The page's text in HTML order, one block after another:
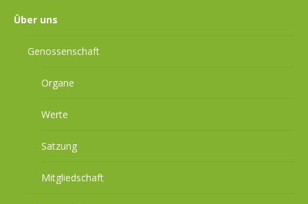
Über uns
Genossenschaft
Organe
Werte
Satzung
Mitgliedschaft